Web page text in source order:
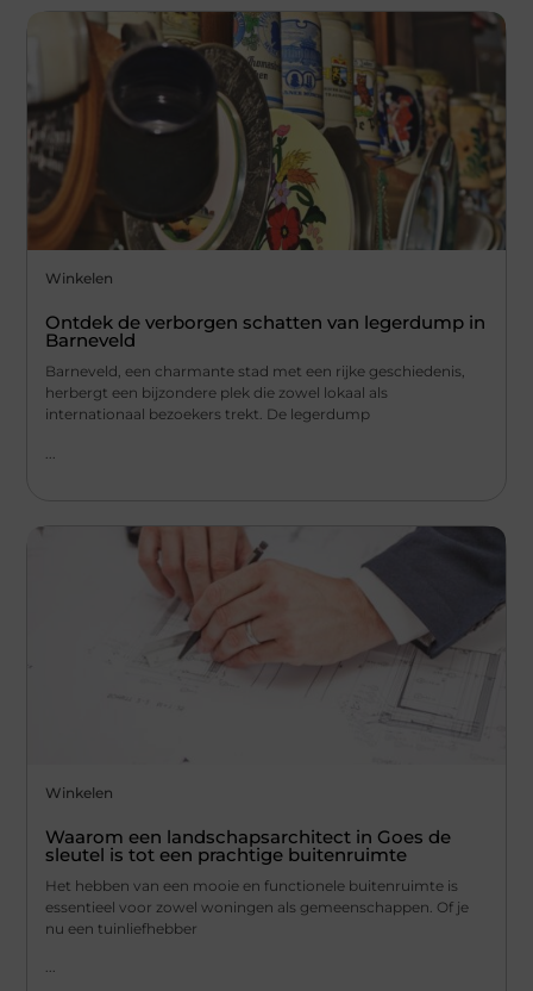
Winkelen
Ontdek de verborgen schatten van legerdump in
Barneveld
Barneveld, een charmante stad met een rijke geschiedenis,
herbergt een bijzondere plek die zowel lokaal als
internationaal bezoekers trekt. De legerdump
Winkelen
Waarom een landschapsarchitect in Goes de
sleutel is tot een prachtige buitenruimte
Het hebben van een mooie en functionele buitenruimte is
essentieel voor zowel woningen als gemeenschappen. Of je
nu een tuinliefhebber